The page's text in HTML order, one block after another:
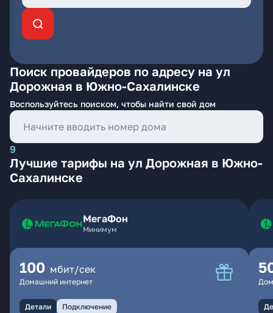
Поиск провайдеров по адресу на ул
Дорожная в Южно-Сахалинске
Воспользуйтесь поиском, чтобы найти свой дом
9
Лучшие тарифы на ул Дорожная в Южно-
Сахалинске
МегаФон
Минимум
100 мбит/сек
Домашний интернет
Детали Подключение